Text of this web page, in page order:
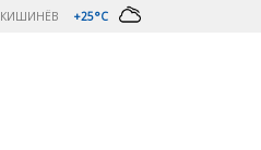
КИШИНЁВ +25°C